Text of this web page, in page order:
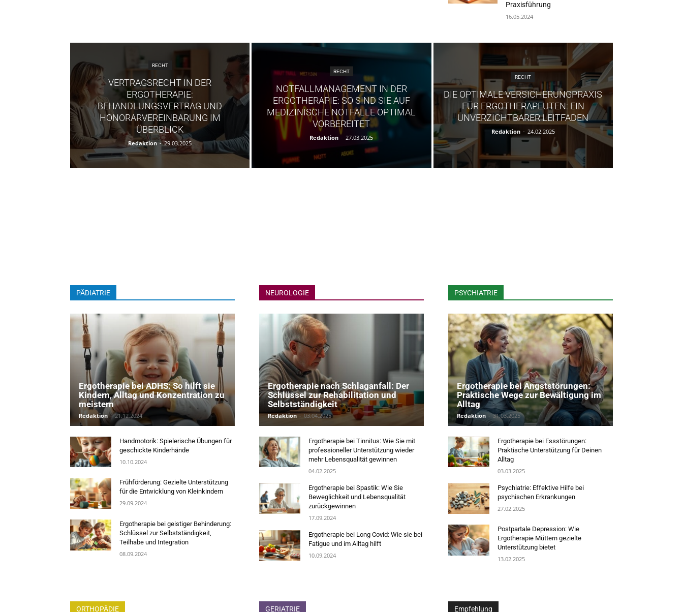
Praxisführung
16.05.2024
RECHT
VERTRAGSRECHT IN DER
ERGOTHERAPIE:
BEHANDLUNGSVERTRAG UND
HONORARVEREINBARUNG IM
ÜBERBLICK
Redaktion - 29.03.2025
RECHT
NOTFALLMANAGEMENT IN DER
ERGOTHERAPIE: SO SIND SIE AUF
MEDIZINISCHE NOTFÄLLE OPTIMAL
VORBEREITET
Redaktion - 27.03.2025
RECHT
DIE OPTIMALE VERSICHERUNGPRAXIS
FÜR ERGOTHERAPEUTEN: EIN
UNVERZICHTBARER LEITFADEN
Redaktion - 24.02.2025
PÄDIATRIE
Ergotherapie bei ADHS: So hilft sie
Kindern, Alltag und Konzentration zu
meistern
Redaktion - 21.12.2024
Handmotorik: Spielerische Übungen für
geschickte Kinderhände
10.10.2024
Frühförderung: Gezielte Unterstützung
für die Entwicklung von Kleinkindern
29.09.2024
Ergotherapie bei geistiger Behinderung:
Schlüssel zur Selbstständigkeit,
Teilhabe und Integration
08.09.2024
NEUROLOGIE
Ergotherapie nach Schlaganfall: Der
Schlüssel zur Rehabilitation und
Selbstständigkeit
Redaktion - 03.04.2025
Ergotherapie bei Tinnitus: Wie Sie mit
professioneller Unterstützung wieder
mehr Lebensqualität gewinnen
04.02.2025
Ergotherapie bei Spastik: Wie Sie
Beweglichkeit und Lebensqualität
zurückgewinnen
17.09.2024
Ergotherapie bei Long Covid: Wie sie bei
Fatigue und im Alltag hilft
10.09.2024
PSYCHIATRIE
Ergotherapie bei Angststörungen:
Praktische Wege zur Bewältigung im
Alltag
Redaktion - 31.03.2025
Ergotherapie bei Essstörungen:
Praktische Unterstützung für Deinen
Alltag
03.03.2025
Psychiatrie: Effektive Hilfe bei
psychischen Erkrankungen
27.02.2025
Postpartale Depression: Wie
Ergotherapie Müttern gezielte
Unterstützung bietet
13.02.2025
ORTHOPÄDIE GERIATRIE Empfehlung